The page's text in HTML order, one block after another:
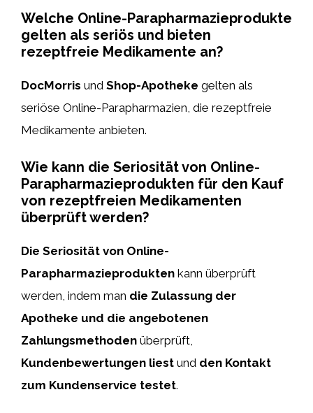
Welche Online-Parapharmazieprodukte
gelten als seriös und bieten
rezeptfreie Medikamente an?
DocMorris und Shop-Apotheke gelten als
seriöse Online-Parapharmazien, die rezeptfreie
Medikamente anbieten.
Wie kann die Seriosität von Online-
Parapharmazieprodukten für den Kauf
von rezeptfreien Medikamenten
überprüft werden?
Die Seriosität von Online-
Parapharmazieprodukten kann überprüft
werden, indem man die Zulassung der
Apotheke und die angebotenen
Zahlungsmethoden überprüft,
Kundenbewertungen liest und den Kontakt
zum Kundenservice testet.